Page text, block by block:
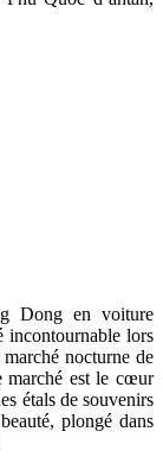
Dong en voiture
incontournable lors
nocturne de
marché est le cœur
étals de souvenirs
plongé dans